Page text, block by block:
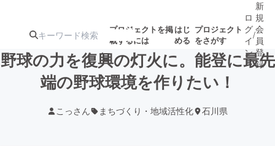
プロジェクトを掲
載するには
はじ
める
プロジェクト
をさがす
ターン
ジェクト
募集終了が近いプ
ロジェクト
されます
ロ
グ
イ
ン
/
新
規
会
員
登
録
野球の力を復興の灯火に。能登に最先
端の野球環境を作りたい！
こっさん まちづくり・地域活性化 石川県